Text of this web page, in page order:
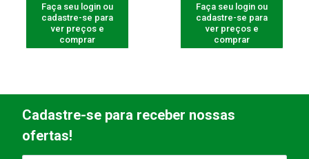
Faça seu login ou
cadastre-se para
ver preços e
comprar
Faça seu login ou
cadastre-se para
ver preços e
comprar
Cadastre-se para receber nossas
ofertas!